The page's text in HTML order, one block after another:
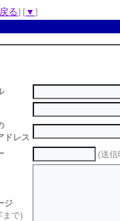
る] [▼ ]
ドレス
(送信
ジ
まで)